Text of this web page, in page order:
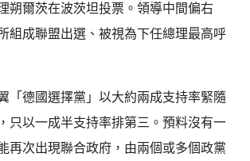
朔爾茨在波茨坦投票。領導中間偏右
組成聯盟出選、被視為下任總理最高呼
「德國選擇黨」以大約兩成支持率緊隨
只以一成半支持率排第三。預料沒有一
再次出現聯合政府，由兩個或多個政黨